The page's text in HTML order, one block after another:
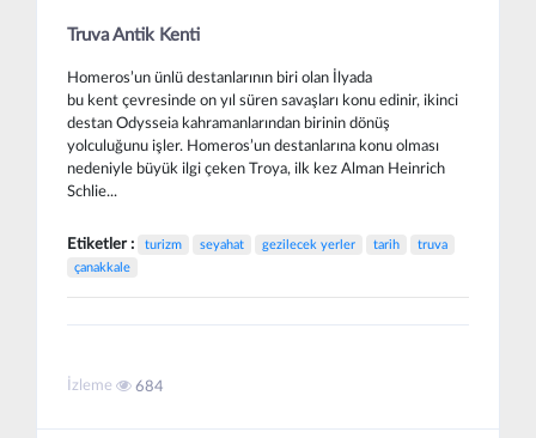
Truva Antik Kenti
Homeros’un ünlü destanlarının biri olan İlyada
bu kent çevresinde on yıl süren savaşları konu edinir, ikinci
destan Odysseia kahramanlarından birinin dönüş
yolculuğunu işler. Homeros’un destanlarına konu olması
nedeniyle büyük ilgi çeken Troya, ilk kez Alman Heinrich
Schlie...
Etiketler : turizm seyahat gezilecek yerler tarih
truva
çanakkale
İzleme 684